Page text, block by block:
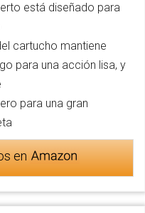
está diseñado para
cartucho mantiene
para una acción lisa, y
para una gran
en